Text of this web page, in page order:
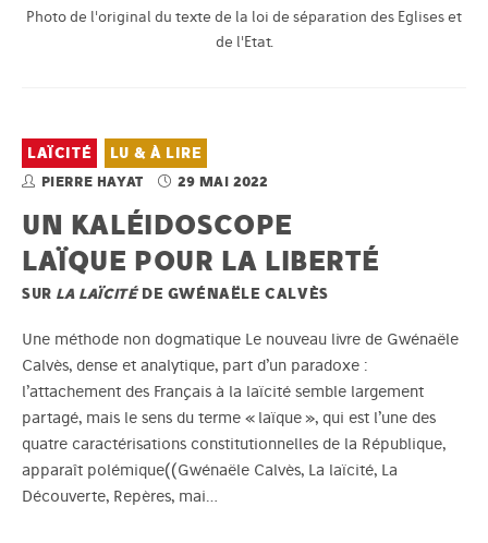
Photo de l'original du texte de la loi de séparation des Eglises et
de l'Etat.
LAÏCITÉ LU & À LIRE
PIERRE HAYAT 29 MAI 2022
UN KALÉIDOSCOPE
LAÏQUE POUR LA LIBERTÉ
SUR LA LAÏCITÉDE GWÉNAËLE CALVÈS
Une méthode non dogmatique Le nouveau livre de Gwénaële
Calvès, dense et analytique, part d’un paradoxe :
l’attachement des Français à la laïcité semble largement
partagé, mais le sens du terme « laïque », qui est l’une des
quatre caractérisations constitutionnelles de la République,
apparaît polémique((Gwénaële Calvès, La laïcité, La
Découverte, Repères, mai…